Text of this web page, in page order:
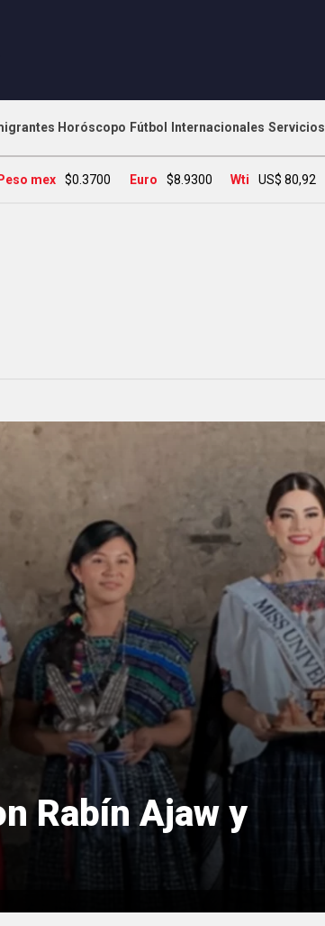
Horóscopo Fútbol Internacionales Servicios
Peso mex $0.3700 Euro $8.9300 Wti US$ 80,92
Rabín Ajaw y